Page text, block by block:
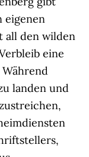
eigenen
all den wilden
eine
landen und